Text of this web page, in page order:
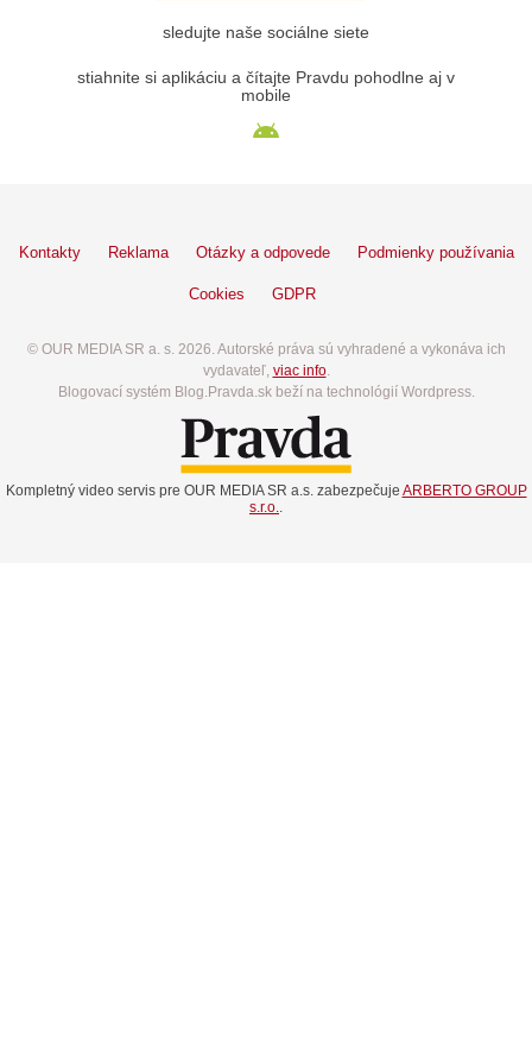
sledujte naše sociálne siete
stiahnite si aplikáciu a čítajte Pravdu pohodlne aj v
mobile
Kontakty Reklama Otázky a odpovede Podmienky používania
Cookies GDPR
© OUR MEDIA SR a. s. 2026. Autorské práva sú vyhradené a vykonáva ich
vydavateľ, viac info.
Blogovací systém Blog.Pravda.sk beží na technológií Wordpress.
Kompletný video servis pre OUR MEDIA SR a.s. zabezpečuje ARBERTO GROUP
s.r.o.